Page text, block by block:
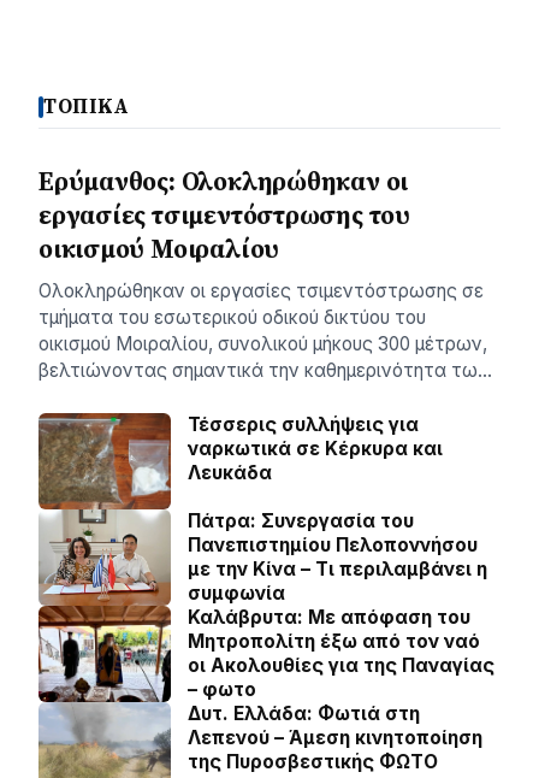
ΤΟΠΙΚΑ
Ερύμανθος: Ολοκληρώθηκαν οι
εργασίες τσιμεντόστρωσης του
οικισμού Μοιραλίου
Ολοκληρώθηκαν οι εργασίες τσιμεντόστρωσης σε
τμήματα του εσωτερικού οδικού δικτύου του
οικισμού Μοιραλίου, συνολικού μήκους 300 μέτρων,
βελτιώνοντας σημαντικά την καθημερινότητα τω…
Τέσσερις συλλήψεις για
ναρκωτικά σε Κέρκυρα και
Λευκάδα
Πάτρα: Συνεργασία του
Πανεπιστημίου Πελοποννήσου
με την Κίνα – Τι περιλαμβάνει η
συμφωνία
Καλάβρυτα: Με απόφαση του
Μητροπολίτη έξω από τον ναό
οι Ακολουθίες για της Παναγίας
– φωτο
Δυτ. Ελλάδα: Φωτιά στη
Λεπενού – Άμεση κινητοποίηση
της Πυροσβεστικής ΦΩΤΟ